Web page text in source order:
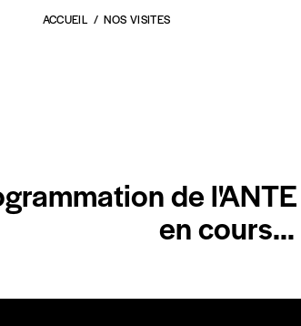
ACCUEIL NOS VISITES
de
en cours...